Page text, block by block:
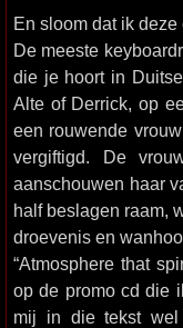
En sloom dat ik deze
De meeste
die je hoort in
Alte of Derrick, op
een rouwende
vergiftigd. De
aanschouwen haar
half beslagen raam,
droevenis en
“Atmosphere that
op de promo cd die
mij in die tekst